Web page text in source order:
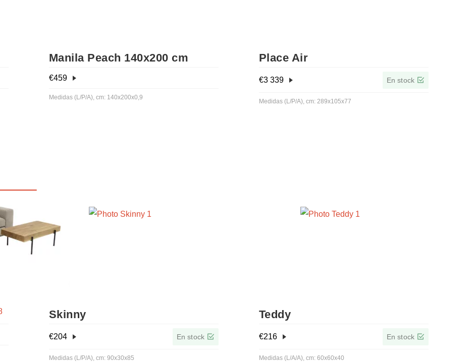
Manila Peach 140x200 cm
€459
Medidas (L/P/A), cm: 140x200x0,9
Place Air
€3 339 En stock
Medidas (L/P/A), cm: 289x105x77
Skinny
€204 En stock
Medidas (L/P/A), cm: 90x30x85
Teddy
€216 En stock
Medidas (L/A/A), cm: 60x60x40